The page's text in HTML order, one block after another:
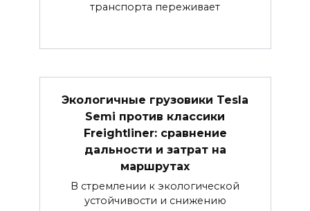
транспорта переживает
Экологичные грузовики Tesla
Semi против классики
Freightliner: сравнение
дальности и затрат на
маршрутах
В стремлении к экологической
устойчивости и снижению